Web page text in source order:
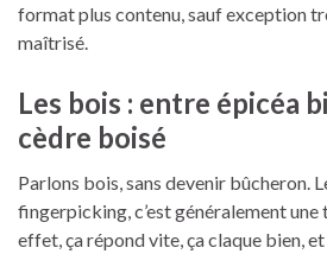
format plus contenu, sauf exception
maîtrisé.
Les bois : entre épicéa
cèdre boisé
Parlons bois, sans devenir bûcheron.
fingerpicking, c’est généralement une
effet, ça répond vite, ça claque bien,